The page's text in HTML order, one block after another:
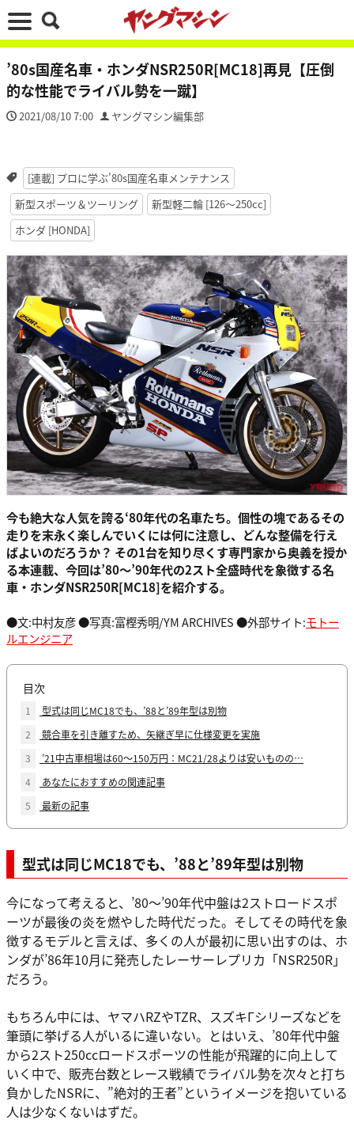
’80s国産名車・ホンダNSR250R[MC18]再見【圧倒
的な性能でライバル勢を一蹴】
2021/08/10 7:00 ヤングマシン編集部
[連載] プロに学ぶ'80s国産名車メンテナンス
新型スポーツ＆ツーリング
新型軽二輪 [126〜250cc]
ホンダ [HONDA]
今も絶大な人気を誇る‘80年代の名車たち。個性の塊であるその
走りを末永く楽しんでいくには何に注意し、どんな整備を行え
ばよいのだろうか？ その1台を知り尽くす専門家から奥義を授か
る本連載、今回は’80〜’90年代の2スト全盛時代を象徴する名
車・ホンダNSR250R[MC18]を紹介する。
●文:中村友彦 ●写真:富樫秀明/YM ARCHIVES ●外部サイト:モトー
ルエンジニア
目次
1
型式は同じMC18でも、’88と’89年型は別物
2
競合車を引き離すため、矢継ぎ早に仕様変更を実施
3
’21中古車相場は60〜150万円：MC21/28よりは安いものの…
4
あなたにおすすめの関連記事
5
最新の記事
型式は同じMC18でも、’88と’89年型は別物
今になって考えると、’80〜’90年代中盤は2ストロードスポ
ーツが最後の炎を燃やした時代だった。そしてその時代を象
徴するモデルと言えば、多くの人が最初に思い出すのは、ホ
ンダが’86年10月に発売したレーサーレプリカ「NSR250R」
だろう。
もちろん中には、ヤマハRZやTZR、スズキΓシリーズなどを
筆頭に挙げる人がいるに違いない。とはいえ、’80年代中盤
から2スト250ccロードスポーツの性能が飛躍的に向上して
いく中で、販売台数とレース戦績でライバル勢を次々と打ち
負かしたNSRに、”絶対的王者”というイメージを抱いている
人は少なくないはずだ。